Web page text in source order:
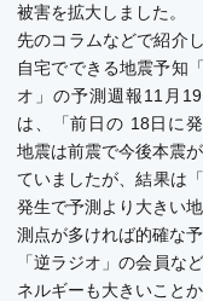
被害を拡大しました。
先のコラムなどで紹介
自宅でできる地震予知
オ」の予測週報11月
は、「前日の 18日に
地震は前震で今後本震
ていましたが、結果は
発生で予測より大きい
測点が多ければ的確な
「逆ラジオ」の会員な
ネルギーも大きいこと